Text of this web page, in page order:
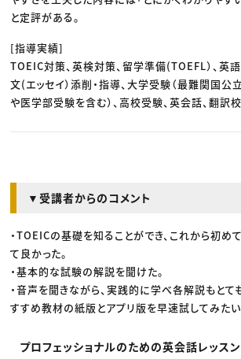
と定評がある。
[指導実績]
TOEIC対策、英検対策、留学準備(TOEFL）、英
文(エッセイ）添削・指導、大学受験（最難関国公
や医学部受験を含む）、高校受験、英会話、翻訳
▼受講者からのコメント
・TOEICの基礎を知ることができ、これから初め
て良かった。
・基本的な試験の解説を聞けた。
・音声を聞きながら、実践的に学べ各解説もとて
すすめ教材の紙版とアプリ版を早速試してみたい
プロフェッショナルのための英会話レッスン